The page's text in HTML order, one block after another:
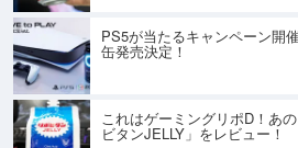
PS5が当たるキャンペーン開
缶発売決定！
これはゲーミングリポD！あ
ビタンJELLY」をレビュー！